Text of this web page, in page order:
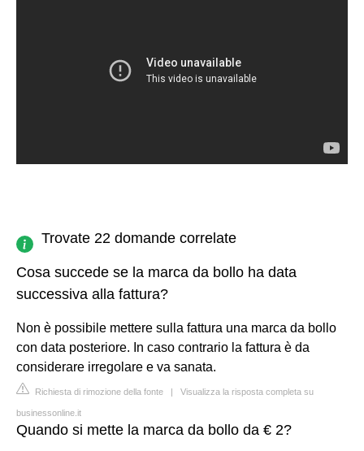
Trovate 22 domande correlate
Cosa succede se la marca da bollo ha data
successiva alla fattura?
Non è possibile mettere sulla fattura una marca da bollo
con data posteriore. In caso contrario la fattura è da
considerare irregolare e va sanata.
Richiesta di rimozione della fonte | Visualizza la risposta completa su
businessonline.it
Quando si mette la marca da bollo da € 2?